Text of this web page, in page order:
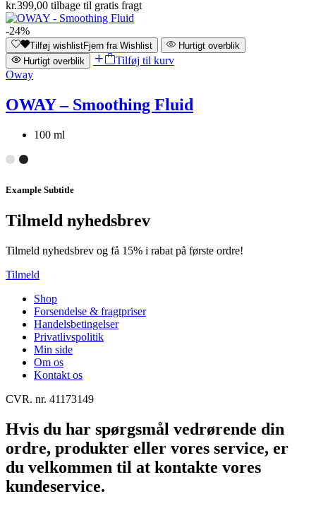
kr.399,00 tilbage til gratis fragt
-24%
Tilføj wishlistFjern fra Wishlist
Hurtigt overblik
Hurtigt overblik
Tilføj til kurv
Oway
OWAY – Smoothing Fluid
100 ml
Example Subtitle
Tilmeld nyhedsbrev
Tilmeld nyhedsbrev og få 15% i rabat på første ordre!
Tilmeld
Shop
Forsendelse & fragtpriser
Handelsbetingelser
Privatlivspolitik
Min side
Om os
Kontakt os
CVR. nr. 41173149
Hvis du har spørgsmål vedrørende din
ordre, produkter eller vores service, er
du velkommen til at kontakte vores
kundeservice.